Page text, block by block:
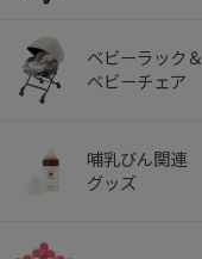
ベビーラック＆
ベビーチェア
哺乳びん関連
グッズ